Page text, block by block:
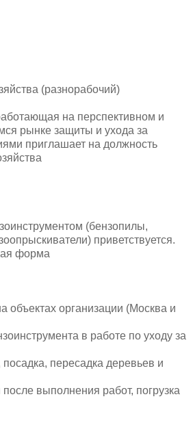
(разнорабочий)
на перспективном и
рынке защиты и ухода за
приглашает на должность
(бензопилы,
приветствуется.
форма
объектах организации (Москва и
в работе по уходу за
пересадка деревьев и
выполнения работ, погрузка